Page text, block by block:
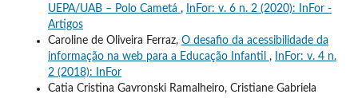
UEPA/UAB – Polo Cametá ,
InFor: v. 6 n. 2 (2020): InFor -
Artigos
Caroline de Oliveira Ferraz, O desafio da acessibilidade da
informação na web para a Educação Infantil ,
InFor: v. 4 n.
2 (2018): InFor
Catia Cristina Gavronski Ramalheiro, Cristiane Gabriela